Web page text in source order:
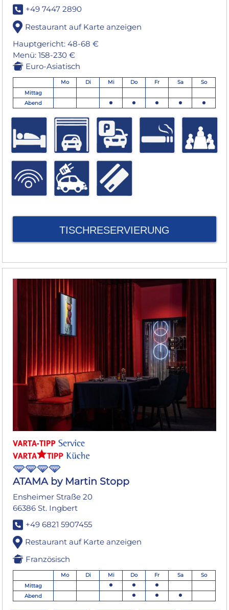
+49 7447 2890
Restaurant auf Karte anzeigen
Hauptgericht: 48-68 €
Menü: 158-230 €
Euro-Asiatisch
Mo Di Mi Do Fr Sa
So
Mittag
Abend
TISCHRESERVIERUNG
ATAMA by Martin Stopp
Ensheimer Straße 20
66386 St. Ingbert
+49 6821 5907455
Restaurant auf Karte anzeigen
Französisch
Mo Di Mi Do Fr Sa
So
Mittag
Abend